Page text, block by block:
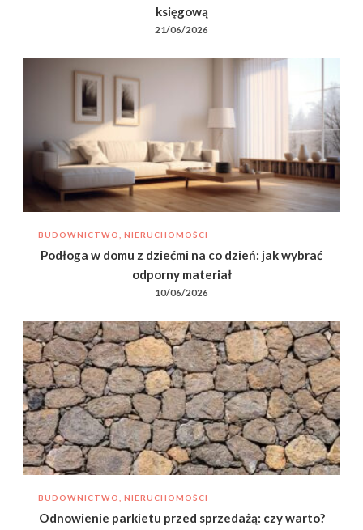
księgową
21/06/2026
BUDOWNICTWO, NIERUCHOMOŚCI
Podłoga w domu z dziećmi na co dzień: jak wybrać
odporny materiał
10/06/2026
BUDOWNICTWO, NIERUCHOMOŚCI
Odnowienie parkietu przed sprzedażą: czy warto?